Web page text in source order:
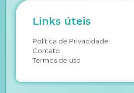
Links úteis
Política de Privacidade
Contato
Termos de uso